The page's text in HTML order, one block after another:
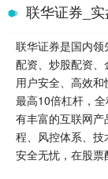
联华证券_
联华证券是国内
配资、炒股配资
用户安全、高效
最高10倍杠杆，
有丰富的互联网
程、风控体系、
安全无忧，在股票